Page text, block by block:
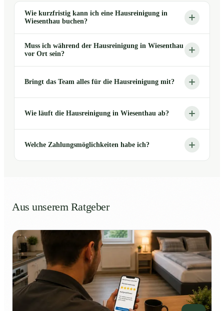
Wie kurzfristig kann ich eine Hausreinigung in
Wiesenthau buchen?
Muss ich während der Hausreinigung in Wiesenthau
vor Ort sein?
Bringt das Team alles für die Hausreinigung mit?
Wie läuft die Hausreinigung in Wiesenthau ab?
Welche Zahlungsmöglichkeiten habe ich?
Aus unserem Ratgeber